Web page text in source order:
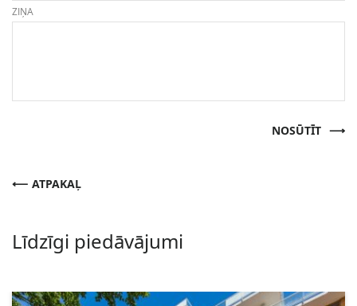
ZIŅA
NOSŪTĪT
ATPAKAĻ
Līdzīgi piedāvājumi